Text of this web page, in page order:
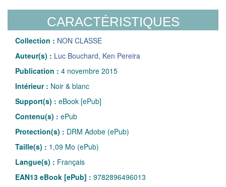
CARACTÉRISTIQUES
Collection : NON CLASSE
Auteur(s) : Luc Bouchard, Ken Pereira
Publication : 4 novembre 2015
Intérieur : Noir & blanc
Support(s) : eBook [ePub]
Contenu(s) : ePub
Protection(s) : DRM Adobe (ePub)
Taille(s) : 1,09 Mo (ePub)
Langue(s) : Français
EAN13 eBook [ePub] : 9782896496013